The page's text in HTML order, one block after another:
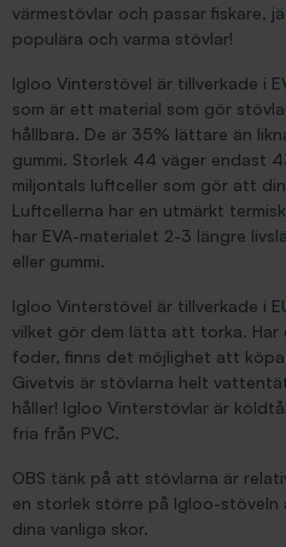
värmestövlar och passar fiskare,
populära och varma stövlar!
Igloo Vinterstövel är tillverkade i
som är ett material som gör
hållbara. De är 35% lättare än
gummi. Storlek 44 väger endast
miljontals luftceller som gör att
Luftcellerna har en utmärkt
har EVA-materialet 2-3 längre
eller gummi.
Igloo Vinterstövel är tillverkade i
vilket gör dem lätta att torka.
foder, finns det möjlighet att
Givetvis är stövlarna helt
håller! Igloo Vinterstövlar är
fria från PVC.
OBS tänk på att stövlarna är
en storlek större på Igloo-stöveln
dina vanliga skor.